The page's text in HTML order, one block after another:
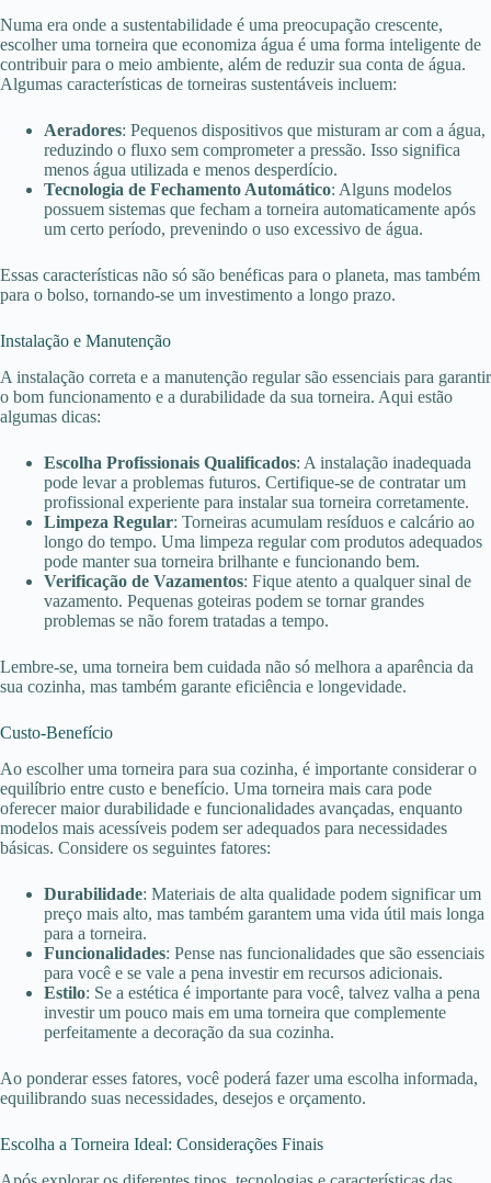
Numa era onde a sustentabilidade é uma preocupação crescente,
escolher uma torneira que economiza água é uma forma inteligente de
contribuir para o meio ambiente, além de reduzir sua conta de água.
Algumas características de torneiras sustentáveis incluem:
Aeradores: Pequenos dispositivos que misturam ar com a água,
reduzindo o fluxo sem comprometer a pressão. Isso significa
menos água utilizada e menos desperdício.
Tecnologia de Fechamento Automático: Alguns modelos
possuem sistemas que fecham a torneira automaticamente após
um certo período, prevenindo o uso excessivo de água.
Essas características não só são benéficas para o planeta, mas também
para o bolso, tornando-se um investimento a longo prazo.
Instalação e Manutenção
A instalação correta e a manutenção regular são essenciais para garantir
o bom funcionamento e a durabilidade da sua torneira. Aqui estão
algumas dicas:
Escolha Profissionais Qualificados: A instalação inadequada
pode levar a problemas futuros. Certifique-se de contratar um
profissional experiente para instalar sua torneira corretamente.
Limpeza Regular: Torneiras acumulam resíduos e calcário ao
longo do tempo. Uma limpeza regular com produtos adequados
pode manter sua torneira brilhante e funcionando bem.
Verificação de Vazamentos: Fique atento a qualquer sinal de
vazamento. Pequenas goteiras podem se tornar grandes
problemas se não forem tratadas a tempo.
Lembre-se, uma torneira bem cuidada não só melhora a aparência da
sua cozinha, mas também garante eficiência e longevidade.
Custo-Benefício
Ao escolher uma torneira para sua cozinha, é importante considerar o
equilíbrio entre custo e benefício. Uma torneira mais cara pode
oferecer maior durabilidade e funcionalidades avançadas, enquanto
modelos mais acessíveis podem ser adequados para necessidades
básicas. Considere os seguintes fatores:
Durabilidade: Materiais de alta qualidade podem significar um
preço mais alto, mas também garantem uma vida útil mais longa
para a torneira.
Funcionalidades: Pense nas funcionalidades que são essenciais
para você e se vale a pena investir em recursos adicionais.
Estilo: Se a estética é importante para você, talvez valha a pena
investir um pouco mais em uma torneira que complemente
perfeitamente a decoração da sua cozinha.
Ao ponderar esses fatores, você poderá fazer uma escolha informada,
equilibrando suas necessidades, desejos e orçamento.
Escolha a Torneira Ideal: Considerações Finais